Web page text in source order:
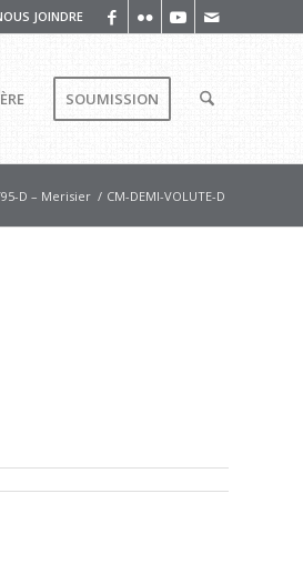
JOINDRE
SOUMISSION
D – Merisier / CM-DEMI-VOLUTE-D